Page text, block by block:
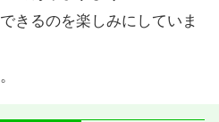
きるのを楽しみにしていま